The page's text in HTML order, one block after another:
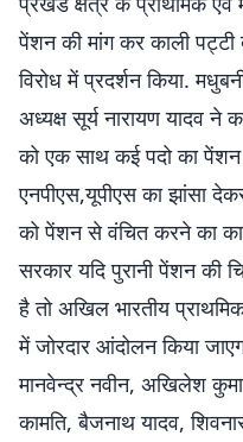
पेंशन की मांग कर काली
विरोध में प्रदर्शन किया.
अध्यक्ष सूर्य नारायण यादव ने
को एक साथ कई पदो का पेंशन
एनपीएस,यूपीएस का झांसा
को पेंशन से वंचित करने का
सरकार यदि पुरानी पेंशन की
है तो अखिल भारतीय
में जोरदार आंदोलन किया
मानवेन्द्र नवीन, अखिलेश
कामति, बैजनाथ यादव,